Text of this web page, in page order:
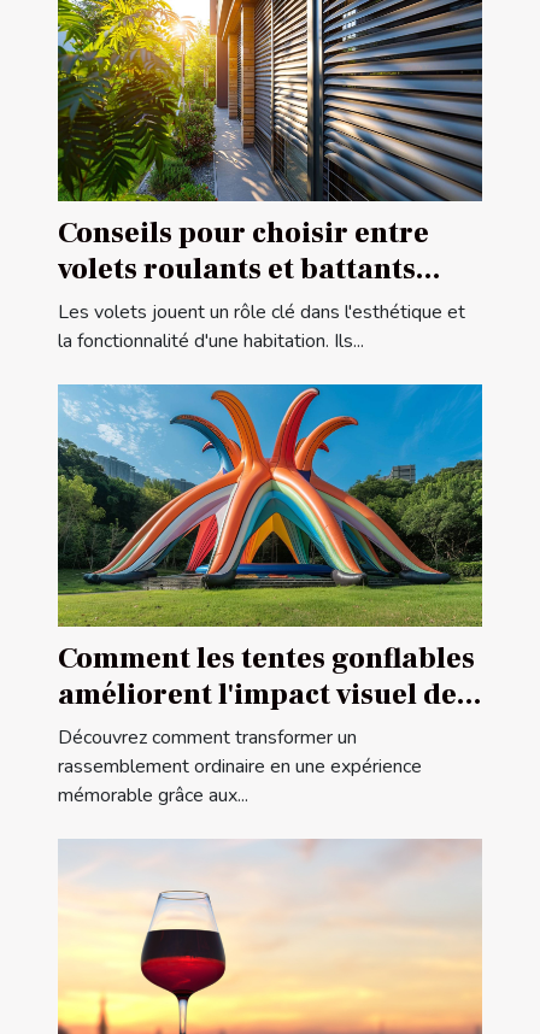
Conseils pour choisir entre
volets roulants et battants
pour votre maison
Les volets jouent un rôle clé dans l'esthétique et
la fonctionnalité d'une habitation. Ils...
Comment les tentes gonflables
améliorent l'impact visuel des
événements
Découvrez comment transformer un
rassemblement ordinaire en une expérience
mémorable grâce aux...